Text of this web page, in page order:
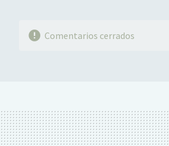
Comentarios cerrados